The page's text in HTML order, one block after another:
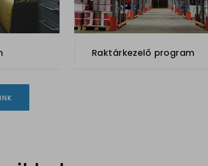
Raktárkezelő program